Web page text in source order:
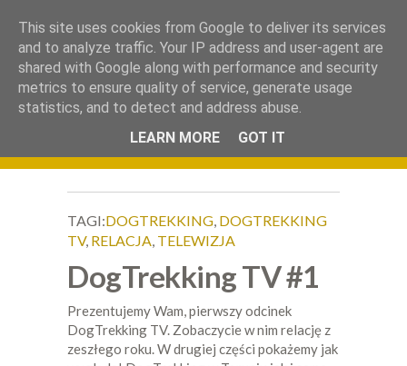
Okiem Obiektywu.
TAGI:DOGTREKKING, DOGTREKKING
TV, RELACJA, TELEWIZJA
DogTrekking TV #1
Prezentujemy Wam, pierwszy odcinek
DogTrekking TV. Zobaczycie w nim relację z
zeszłego roku. W drugiej części pokażemy jak
This site uses cookies from Google to deliver its services
and to analyze traffic. Your IP address and user-agent are
shared with Google along with performance and security
metrics to ensure quality of service, generate usage
statistics, and to detect and address abuse.
LEARN MORE
GOT IT